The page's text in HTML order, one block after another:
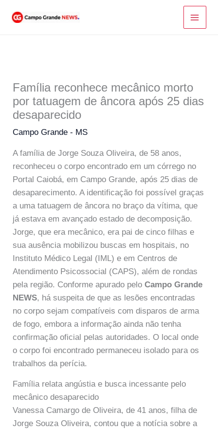
para
Família reconhece mecânico morto
por tatuagem de âncora após 25 dias
desaparecido
Campo Grande - MS
A família de Jorge Souza Oliveira, de 58 anos,
reconheceu o corpo encontrado em um córrego no
Portal Caiobá, em Campo Grande, após 25 dias de
desaparecimento. A identificação foi possível graças
a uma tatuagem de âncora no braço da vítima, que
já estava em avançado estado de decomposição.
Jorge, que era mecânico, era pai de cinco filhas e
sua ausência mobilizou buscas em hospitais, no
Instituto Médico Legal (IML) e em Centros de
Atendimento Psicossocial (CAPS), além de rondas
pela região. Conforme apurado peloCampo Grande
NEWS, há suspeita de que as lesões encontradas
no corpo sejam compatíveis com disparos de arma
de fogo, embora a informação ainda não tenha
confirmação oficial pelas autoridades. O local onde
o corpo foi encontrado permaneceu isolado para os
trabalhos da perícia.
Família relata angústia e busca incessante pelo
mecânico desaparecido
Vanessa Camargo de Oliveira, de 41 anos, filha de
Jorge Souza Oliveira, contou que a notícia sobre a